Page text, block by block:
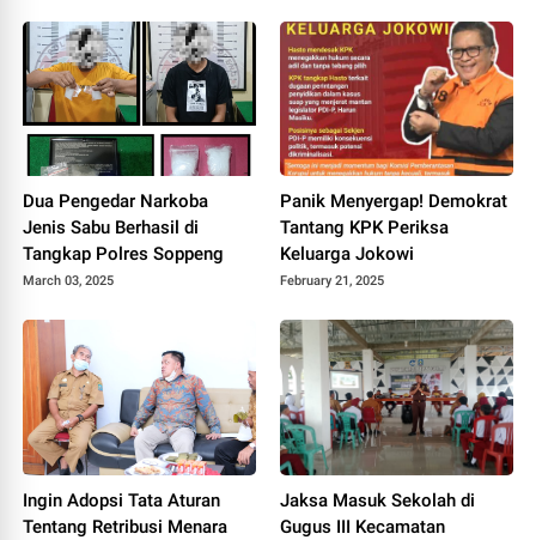
Dua Pengedar Narkoba
Jenis Sabu Berhasil di
Tangkap Polres Soppeng
March 03, 2025
Panik Menyergap! Demokrat
Tantang KPK Periksa
Keluarga Jokowi
February 21, 2025
Ingin Adopsi Tata Aturan
Tentang Retribusi Menara
Jaksa Masuk Sekolah di
Gugus III Kecamatan